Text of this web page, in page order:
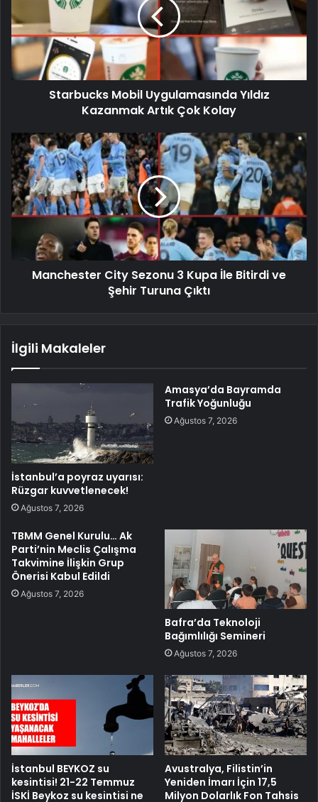
Starbucks Mobil Uygulamasında Yıldız
Kazanmak Artık Çok Kolay
Manchester City Sezonu 3 Kupa İle Bitirdi ve
Şehir Turuna Çıktı
İlgili Makaleler
İstanbul’a poyraz uyarısı:
Rüzgar kuvvetlenecek!
Ağustos 7, 2026
Amasya’da Bayramda
Trafik Yoğunluğu
Ağustos 7, 2026
TBMM Genel Kurulu… Ak
Parti’nin Meclis Çalışma
Takvimine İlişkin Grup
Önerisi Kabul Edildi
Ağustos 7, 2026
Bafra’da Teknoloji
Bağımlılığı Semineri
Ağustos 7, 2026
İstanbul BEYKOZ su
kesintisi! 21-22 Temmuz
İSKİ Beykoz su kesintisi ne
Avustralya, Filistin’in
Yeniden İmarı İçin 17,5
Milyon Dolarlık Fon Tahsis